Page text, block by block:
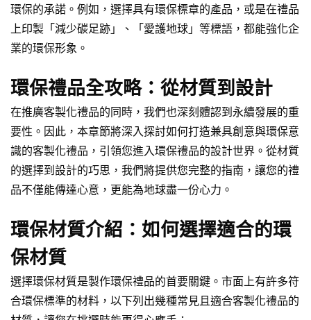
環保的承諾。例如，選擇具有環保標章的產品，或是在禮品
上印製「減少碳足跡」、「愛護地球」等標語，都能強化企
業的環保形象。
環保禮品全攻略：從材質到設計
在推廣客製化禮品的同時，我們也深刻體認到永續發展的重
要性。因此，本章節將深入探討如何打造兼具創意與環保意
識的客製化禮品，引領您進入環保禮品的設計世界。從材質
的選擇到設計的巧思，我們將提供您完整的指南，讓您的禮
品不僅能傳達心意，更能為地球盡一份心力。
環保材質介紹：如何選擇適合的環
保材質
選擇環保材質是製作環保禮品的首要關鍵。市面上有許多符
合環保標準的材料，以下列出幾種常見且適合客製化禮品的